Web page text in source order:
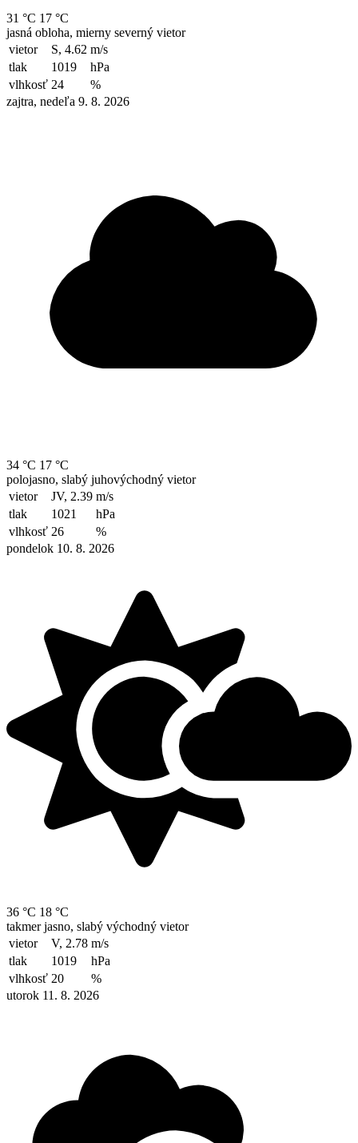
31 °C 17 °C
jasná obloha, mierny severný vietor
vietor
S, 4.62 m/s
tlak
1019
hPa
vlhkosť 24
%
zajtra, nedeľa 9. 8. 2026
34 °C 17 °C
polojasno, slabý juhovýchodný vietor
vietor
JV, 2.39 m/s
tlak
1021
hPa
vlhkosť 26
%
pondelok 10. 8. 2026
36 °C 18 °C
takmer jasno, slabý východný vietor
vietor
V, 2.78 m/s
tlak
1019
hPa
vlhkosť 20
%
utorok 11. 8. 2026